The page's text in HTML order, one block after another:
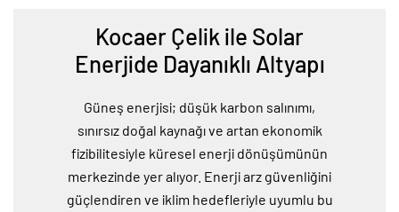
Kocaer Çelik ile Solar
Enerjide Dayanıklı Altyapı
Güneş enerjisi; düşük karbon salınımı,
sınırsız doğal kaynağı ve artan ekonomik
fizibilitesiyle küresel enerji dönüşümünün
merkezinde yer alıyor. Enerji arz güvenliğini
güçlendiren ve iklim hedefleriyle uyumlu bu